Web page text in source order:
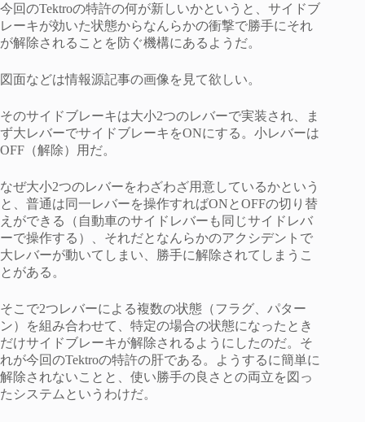
今回のTektroの特許の何が新しいかというと、サイドブ
レーキが効いた状態からなんらかの衝撃で勝手にそれ
が解除されることを防ぐ機構にあるようだ。
図面などは情報源記事の画像を見て欲しい。
そのサイドブレーキは大小2つのレバーで実装され、ま
ず大レバーでサイドブレーキをONにする。小レバーは
OFF（解除）用だ。
なぜ大小2つのレバーをわざわざ用意しているかという
と、普通は同一レバーを操作すればONとOFFの切り替
えができる（自動車のサイドレバーも同じサイドレバ
ーで操作する）、それだとなんらかのアクシデントで
大レバーが動いてしまい、勝手に解除されてしまうこ
とがある。
そこで2つレバーによる複数の状態（フラグ、パター
ン）を組み合わせて、特定の場合の状態になったとき
だけサイドブレーキが解除されるようにしたのだ。そ
れが今回のTektroの特許の肝である。ようするに簡単に
解除されないことと、使い勝手の良さとの両立を図っ
たシステムというわけだ。